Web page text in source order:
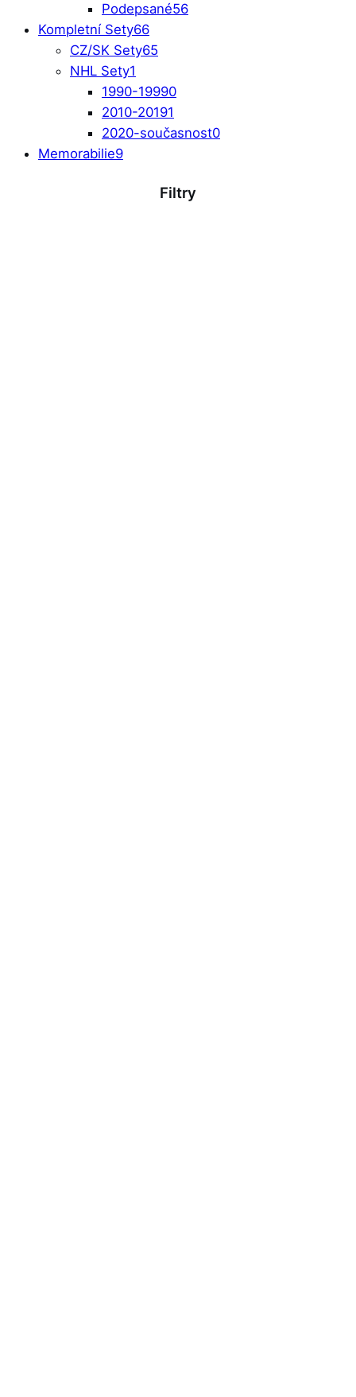
Podepsané56
Kompletní Sety66
CZ/SK Sety65
NHL Sety1
1990-19990
2010-20191
2020-současnost0
Memorabilie9
Filtry